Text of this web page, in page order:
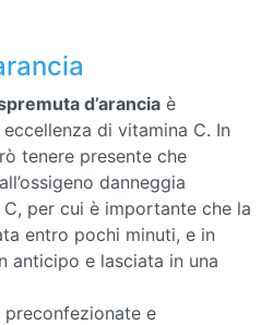
d’arancia è
di vitamina C. In
tenere presente che
danneggia
per cui è importante che la
entro pochi minuti, e in
anticipo e lasciata in una
preconfezionate e